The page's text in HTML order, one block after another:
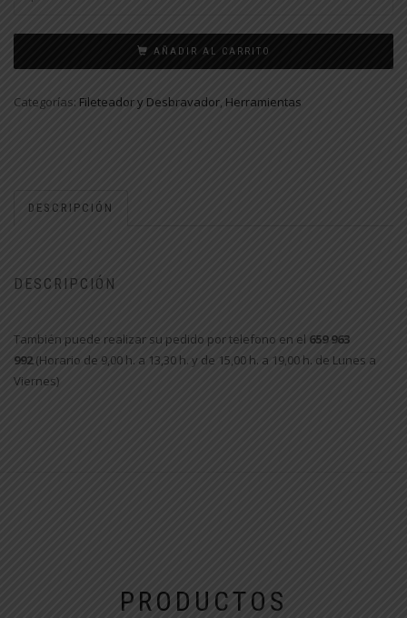
AÑADIR AL CARRITO
Categorías: Fileteador y Desbravador, Herramientas
DESCRIPCIÓN
DESCRIPCIÓN
También puede realizar su pedido por telefono en el 659 963
992(Horario de 9,00 h. a 13,30 h. y de 15,00 h. a 19,00 h. de Lunes a
Viernes)
PRODUCTOS